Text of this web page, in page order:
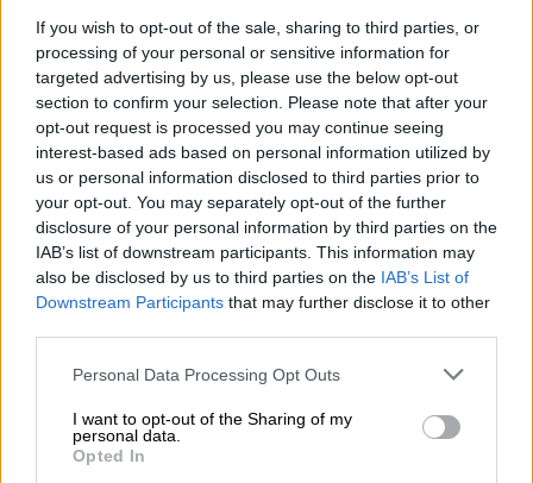
If you wish to opt-out of the sale, sharing to third parties, or
processing of your personal or sensitive information for
targeted advertising by us, please use the below opt-out
section to confirm your selection. Please note that after your
opt-out request is processed you may continue seeing
interest-based ads based on personal information utilized by
us or personal information disclosed to third parties prior to
your opt-out. You may separately opt-out of the further
disclosure of your personal information by third parties on the
IAB’s list of downstream participants. This information may
also be disclosed by us to third parties on the IAB’s List of
Downstream Participants that may further disclose it to other
Please note that this website/app uses one or more Google
not limited to your visit or usage behaviour. You may click to
grant or deny consent to Google and its third-party tags to
use your data for below specified purposes in below Google
Personal Data Processing Opt Outs
I want to opt-out of the Sharing of my
personal data.
Opted In
Μια απ' τις βασικές διαφορές στη χρήση του
ημιαυτόματου συστήματος οφσάιντ
σχετίζεται με την μπάλα, πάνω στην οποία
θα υπάρχει αισθητήρας που θα εντοπίζει
αμέσως και με απόλυτη ακρίβεια την τελική
επαφή με το πόδι του παίκτη που
πραγματοποιεί την υπό έλεγχο πάσα.
Παράλληλα, εξελίσσεται το σύστημα με την
τεχνολογία ανίχνευσης άκρων, δηλαδή το
επίμαχο σημείο μεταξύ επιτιθέμενου και
δεδομένα που θα λαμβάνει το σύστημα απ'
τις κάμερες αποκλειστικής χρήσης που θα
είναι τοποθετημένες σε όλο το γήπεδο